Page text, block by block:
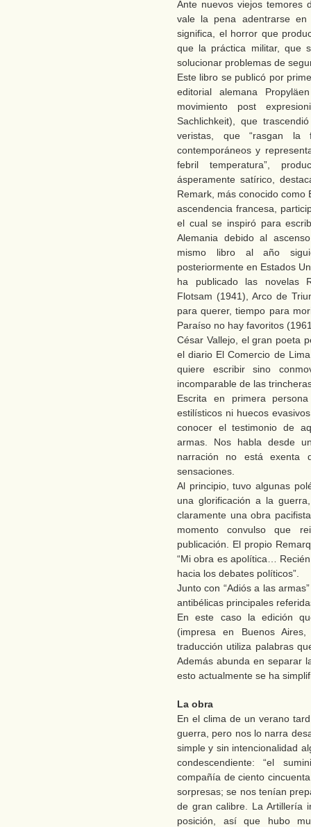
Ante nuevos viejos temores
vale la pena adentrarse
significa, el horror que
que la práctica militar, que
solucionar problemas de
Este libro se publicó por
editorial alemana
movimiento post
Sachlichkeit), que
veristas, que “rasgan la
contemporáneos y
febril temperatura”,
ásperamente satírico,
Remark, más conocido
ascendencia francesa,
el cual se inspiró para
Alemania debido al
mismo libro al año
posteriormente en Estados
ha publicado las novelas
Flotsam (1941), Arco de
para querer, tiempo para
Paraíso no hay favoritos
César Vallejo, el gran poeta
el diario El Comercio de
quiere escribir sino
incomparable de las
Escrita en primera
estilísticos ni huecos
conocer el testimonio de
armas. Nos habla desde
narración no está
sensaciones.
Al principio, tuvo algunas
una glorificación a la
claramente una obra
momento convulso que
publicación. El propio
“Mi obra es apolítica…
hacia los debates políticos”.
Junto con “Adiós a las
antibélicas principales
En este caso la edición
(impresa en Buenos
traducción utiliza palabras
Además abunda en separar
esto actualmente se ha
La obra
En el clima de un verano
guerra, pero nos lo narra
simple y sin intencionalidad
condescendiente: “el
compañía de ciento
sorpresas; se nos tenían
de gran calibre. La Artillería
posición, así que hubo